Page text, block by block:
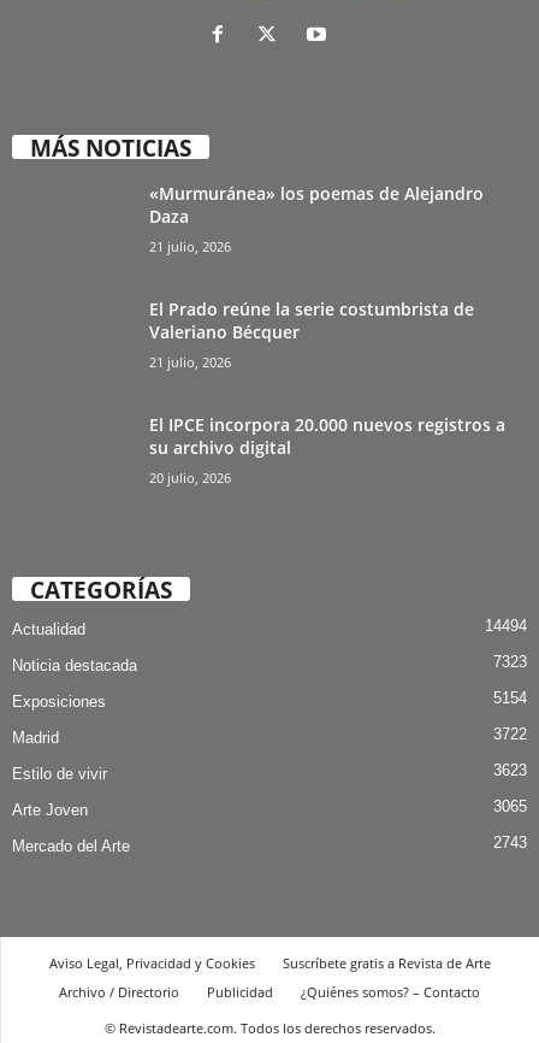
MÁS NOTICIAS
«Murmuránea» los poemas de Alejandro
Daza
21 julio, 2026
El Prado reúne la serie costumbrista de
Valeriano Bécquer
21 julio, 2026
El IPCE incorpora 20.000 nuevos registros a
su archivo digital
20 julio, 2026
CATEGORÍAS
Actualidad 14494
Noticia destacada 7323
Exposiciones 5154
Madrid 3722
Estilo de vivir 3623
Arte Joven 3065
Mercado del Arte 2743
Aviso Legal, Privacidad y Cookies
Suscríbete gratis a Revista de Arte
Archivo / Directorio
Publicidad
¿Quiénes somos? – Contacto
© Revistadearte.com. Todos los derechos reservados.